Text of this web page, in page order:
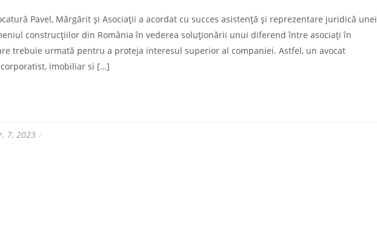
Pavel, Mărgărit și Asociații a acordat cu succes asistență și reprezentare juridică unei
construcțiilor din România în vederea soluționării unui diferend între asociați în
trebuie urmată pentru a proteja interesul superior al companiei. Astfel, un avocat
imobiliar si […]
7, 2023